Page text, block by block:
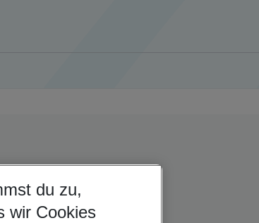
du zu,
wir Cookies